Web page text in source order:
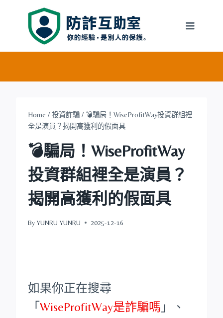
Home / 投資詐騙 / 💣騙局！WiseProfitWay投資群組裡
全是演員？揭開高獲利的假面具
💣騙局！WiseProfitWay
投資群組裡全是演員？
揭開高獲利的假面具
By YUNRU YUNRU 2025-12-16
如果你正在搜尋
「 WiseProfitWay是詐騙嗎 」、